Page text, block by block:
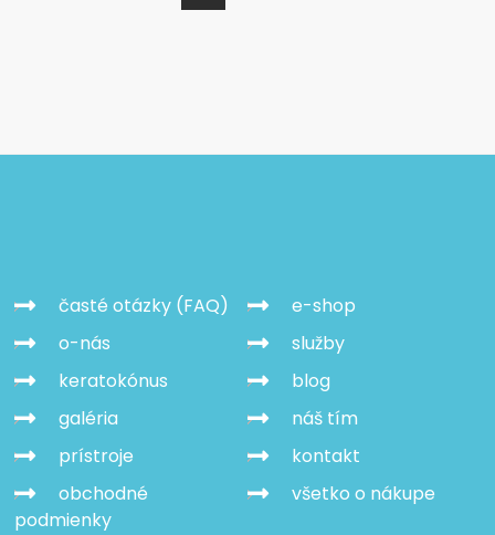
časté otázky (FAQ)
e-shop
o-nás
služby
keratokónus
blog
galéria
náš tím
prístroje
kontakt
obchodné
podmienky
všetko o nákupe